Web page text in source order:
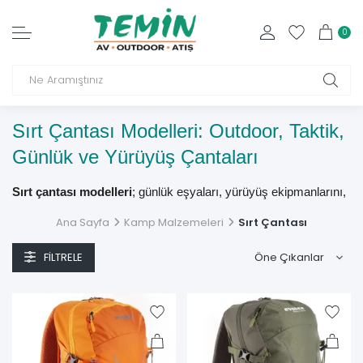
0
Sırt Çantası Modelleri: Outdoor, Taktik,
Günlük ve Yürüyüş Çantaları
Sırt çantası modelleri; günlük eşyaları, yürüyüş ekipmanlarını,
yürüyüş, taktik ve tek askılı sırt çantaları; hacim, cep düzeni,
kumaş, sırt sistemi, bel kemeri ve ekipman bağlantıları
bakımından birbirinden ayrılır.
TEMİN Sırt Çantası kategorisinde;
günübirlik faaliyetlere
uygun 25 litrelik outdoor çantalar, 40–50 litre hacimli taktik
Ana Sayfa Kamp Malzemeleri Sırt Çantası
FILTRELE